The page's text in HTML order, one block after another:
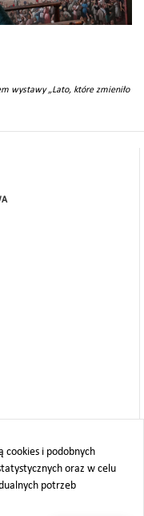
wystawy „Lato, które zmieniło
cookies i podobnych
oraz w celu
potrzeb